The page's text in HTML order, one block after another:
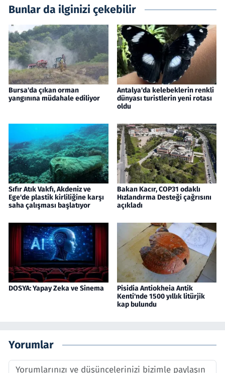
Bunlar da ilginizi çekebilir
Bursa'da çıkan orman
yangınına müdahale ediliyor
Antalya'da kelebeklerin renkli
dünyası turistlerin yeni rotası
oldu
Sıfır Atık Vakfı, Akdeniz ve
Ege'de plastik kirliliğine karşı
saha çalışması başlatıyor
Bakan Kacır, COP31 odaklı
Hızlandırma Desteği çağrısını
açıkladı
DOSYA: Yapay Zeka ve Sinema
Pisidia Antiokheia Antik
Kenti'nde 1500 yıllık litürjik
kap bulundu
Yorumlar